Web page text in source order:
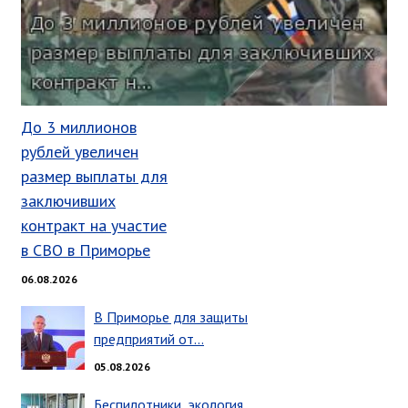
Глава МОГП
Отчёты главы
Первый заместитель
август 2026 г.
июль 2026 г.
июнь 2026 г.
май 2026 г.
февраль 2026 г.
До 3 миллионов
рублей увеличен
размер выплаты для
заключивших
контракт на участие
в СВО в Приморье
06.08.2026
В Приморье для защиты
предприятий от…
05.08.2026